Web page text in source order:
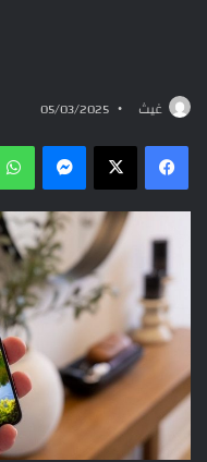
غيث 05/03/2025
ماسنجر